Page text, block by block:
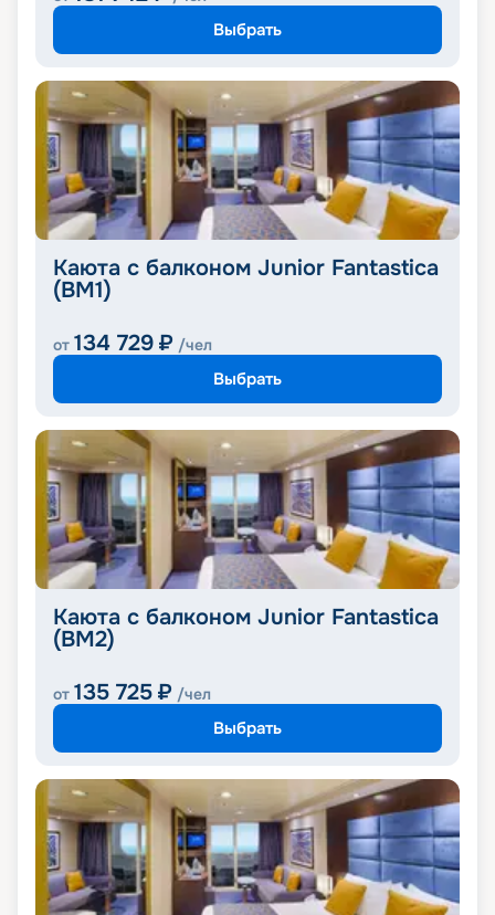
Выбрать
Каюта с балконом Junior Fantastica
(BM1)
от 134 729 ₽ /чел
Выбрать
Каюта с балконом Junior Fantastica
(BM2)
от 135 725 ₽ /чел
Выбрать